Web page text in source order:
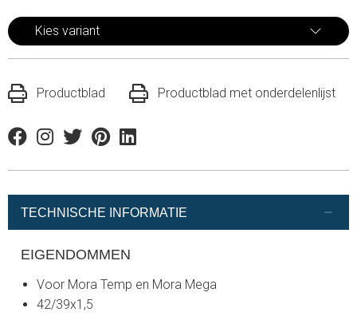
Kies variant
Productblad Productblad met onderdelenlijst
FacebookInstagram
TwitterPinterestLinkedin
TECHNISCHE INFORMATIE
EIGENDOMMEN
Voor Mora Temp en Mora Mega
42/39x1,5